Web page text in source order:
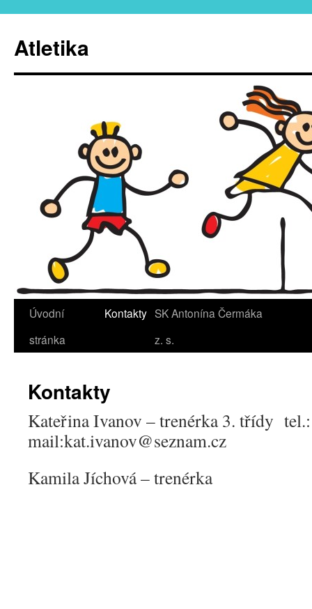
Atletika
Úvodní
stránka
Kontakty SK Antonína Čermáka
z. s.
Kontakty
Kateřina Ivanov – trenérka 3. třídy
mail:kat.ivanov@seznam.cz
Kamila Jíchová – trenérka